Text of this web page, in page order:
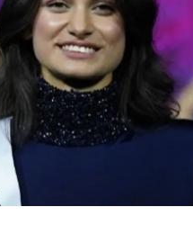
Isparta
Mersin
İstanbul
İzmir
Kars